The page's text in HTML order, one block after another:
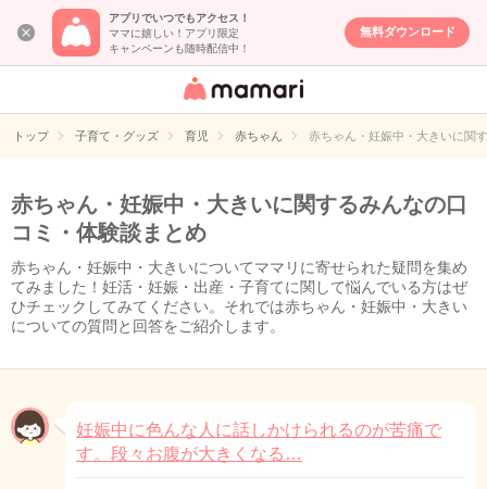
アプリでいつでもアクセス！
ママに嬉しい！アプリ限定
キャンペーンも随時配信中！
無料ダウンロード
女性専用匿名QA
イト
トップ 子育て・グッズ 育児 赤ちゃん 赤ちゃん・妊娠中・大きいに関
赤ちゃん・妊娠中・大きいに関するみんなの口
コミ・体験談まとめ
赤ちゃん・妊娠中・大きいについてママリに寄せられた疑問を集め
てみました！妊活・妊娠・出産・子育てに関して悩んでいる方はぜ
ひチェックしてみてください。それでは赤ちゃん・妊娠中・大きい
についての質問と回答をご紹介します。
妊娠中に色んな人に話しかけられるのが苦痛で
す。段々お腹が大きくなる…